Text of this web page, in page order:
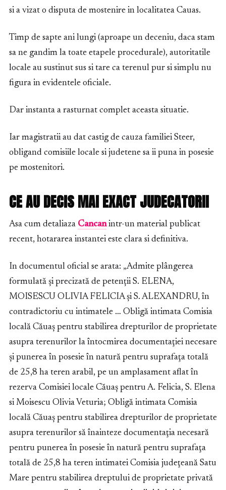
si a vizat o disputa de mostenire in localitatea Cauas.
Timp de sapte ani lungi (aproape un deceniu, daca stam
sa ne gandim la toate etapele procedurale), autoritatile
locale au sustinut sus si tare ca terenul pur si simplu nu
figura in evidentele oficiale.
Dar instanta a rasturnat complet aceasta situatie.
Iar magistratii au dat castig de cauza familiei Steer,
obligand comisiile locale si judetene sa ii puna in posesie
pe mostenitori.
CE AU DECIS MAI EXACT JUDECATORII
Asa cum detaliaza Cancanintr-un material publicat
recent, hotararea instantei este clara si definitiva.
In documentul oficial se arata: „Admite plângerea
formulată și precizată de petenții S. ELENA,
MOISESCU OLIVIA FELICIA și S. ALEXANDRU, în
contradictoriu cu intimatele … Obligă intimata Comisia
locală Căuaş pentru stabilirea drepturilor de proprietate
asupra terenurilor la întocmirea documentaţiei necesare
și punerea în posesie în natură pentru suprafaţa totală
de 25,8 ha teren arabil, pe un amplasament aflat în
rezerva Comisiei locale Căuaș pentru A. Felicia, S. Elena
si Moisescu Olivia Veturia; Obligă intimata Comisia
locală Căuaş pentru stabilirea drepturilor de proprietate
asupra terenurilor să înainteze documentaţia necesară
pentru punerea în posesie în natură pentru suprafaţa
totală de 25,8 ha teren intimatei Comisia judeţeană Satu
Mare pentru stabilirea dreptului de proprietate privată